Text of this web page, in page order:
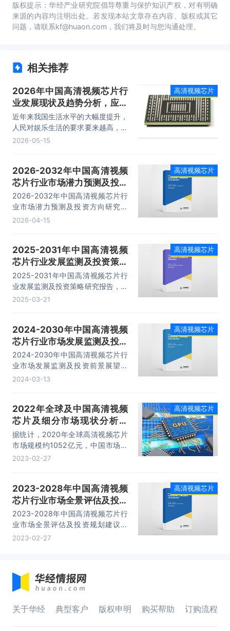
版权提示：华经产业研究院倡导尊重与保护知识产权，对有明确
来源的内容均注明出处。若发现本站文章存在内容、版权或其它
问题，请联系kf@huaon.com，我们将及时与您沟通处理。
相关推荐
2026年中国高清视频芯片行
业发展现状及趋势分析，应用
范围拓宽，行业需求持续增长
「图」
近年来我国生活水平的大幅度提升，
人民对娱乐生活的要求要来越高，高
清视频的要求也在持续增长，对高清
规模为467亿元人民币，2025年市
场规模有望达到969亿元，20-25年
复合增速达15.7%。
2026-05-15
高清视频芯片
2026-2032年中国高清视频
芯片行业市场潜力预测及投资
方向研究报告
2026-2032年中国高清视频芯片行
业市场潜力预测及投资方向研究报
告，主要包括行业产业链分析、生产
2026-04-15
高清视频芯片
2025-2031年中国高清视频
芯片行业发展监测及投资策略
研究报告
2025-2031年中国高清视频芯片行
业发展监测及投资策略研究报告，主
要包括行业产业链分析、生产厂商竞
2025-03-21
高清视频芯片
2024-2030年中国高清视频
芯片行业市场发展监测及投资
前景展望报告
2024-2030年中国高清视频芯片行
业市场发展监测及投资前景展望报
告，主要包括行业产业链分析、生产
2024-03-13
高清视频芯片
2022年全球及中国高清视频
芯片及细分市场现状分析，
AR/VR、车载显示等新技术持
续带来增量「图」
据统计，2020年全球高清视频芯片
市场规模约1052亿元，中国市场规
模为467亿元，预计2025年市场规
2023-02-27
高清视频芯片
2023-2028年中国高清视频
芯片行业市场全景评估及投资
规划建议报告
2023-2028年中国高清视频芯片行
业市场全景评估及投资规划建议报
告，主要包括行业产业链分析、生产
2023-02-27
高清视频芯片
关于华经 典型客户 版权申明 购买帮助 订购流程